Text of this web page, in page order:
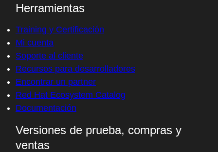
Herramientas
Training y Certificación
Mi cuenta
Soporte al cliente
Recursos para desarrolladores
Encontrar un partner
Red Hat Ecosystem Catalog
Documentación
Versiones de prueba, compras y
ventas